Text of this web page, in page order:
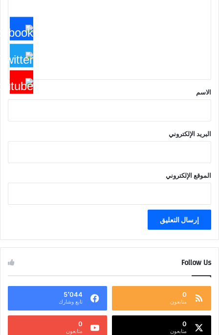
*
الاسم
البريد الإلكتروني
الموقع الإلكتروني
Follow Us
0
متابعون
5٬044
تابع وشارك
0
متابعون
0
متابعون